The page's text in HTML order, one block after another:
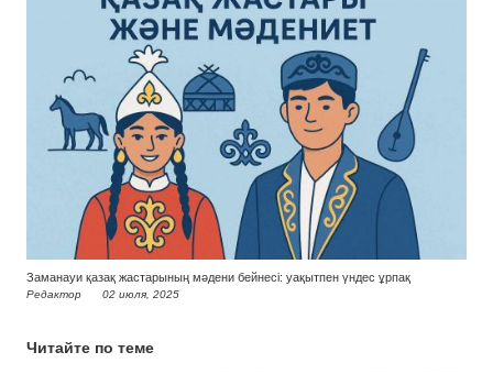
Заманауи қазақ жастарының мәдени бейнесі: уақытпен үндес ұрпақ
Редактор 02 июля, 2025
Читайте по теме